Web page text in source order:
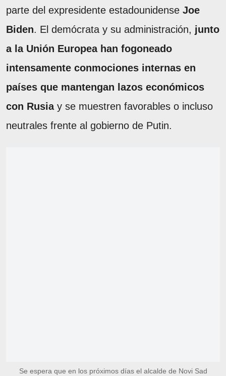
parte del expresidente estadounidense Joe
Biden. El demócrata y su administración, junto
a la Unión Europea han fogoneado
intensamente conmociones internas en
países que mantengan lazos económicos
con Rusiay se muestren favorables o incluso
neutrales frente al gobierno de Putin.
Se espera que en los próximos días el alcalde de Novi Sad